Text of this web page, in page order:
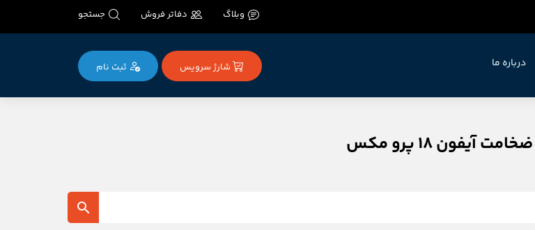
وبلاگ دفاتر فروش جستجو
درباره ما شارژ سرویس ثبت‌ نام
آیفون 18 پرو مکس